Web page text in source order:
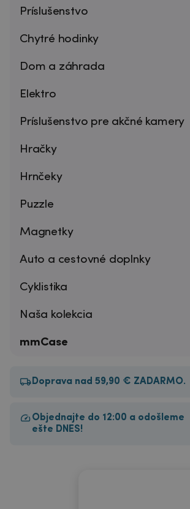
Príslušenstvo
Chytré hodinky
Dom a záhrada
Elektro
Príslušenstvo pre akčné kamery
Hračky
Hrnčeky
Puzzle
Magnetky
Auto a cestovné doplnky
Cyklistika
Naša kolekcia
mmCase
Doprava nad 59,90 € ZADARMO.
Objednajte do 12:00 a odošleme
ešte DNES!